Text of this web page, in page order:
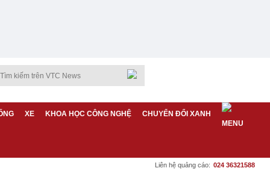
XE KHOA HỌC CÔNG NGHỆ CHUYỂN ĐỔI XANH
Liên hệ quảng cáo: 024 36321588